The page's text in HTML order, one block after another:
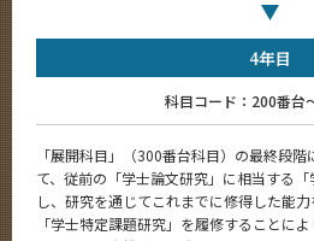
4年目
科目コード：200番台
「展開科目」（300番台科目）の最終段
て、従前の「学士論文研究」に相当する
し、研究を通じてこれまでに修得した能力
「学士特定課題研究」を履修することに